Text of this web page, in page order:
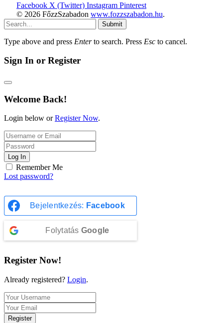
Facebook X (Twitter) Instagram Pinterest
© 2026 FőzzSzabadon www.fozzszabadon.hu.
Submit
Type above and press Enterto search. Press Esc to cancel.
Sign In or Register
Welcome Back!
Login below orRegister Now.
Log In
Remember Me
Lost password?
Bejelentkezés: Facebook
Folytatás Google
Register Now!
Already registered? Login.
Register